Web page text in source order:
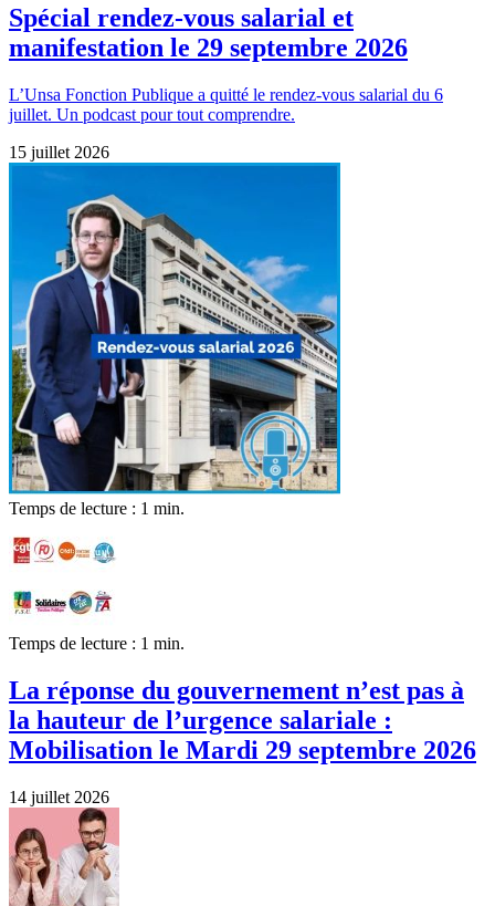
Spécial rendez-vous salarial et
manifestation le 29 septembre 2026
L’Unsa Fonction Publique a quitté le rendez-vous salarial du 6
juillet. Un podcast pour tout comprendre.
15 juillet 2026
Temps de lecture : 1 min.
Temps de lecture : 1 min.
La réponse du gouvernement n’est pas à
la hauteur de l’urgence salariale :
Mobilisation le Mardi 29 septembre 2026
14 juillet 2026